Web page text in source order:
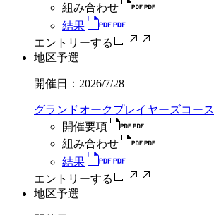
組み合わせ
結果
エントリーする
地区予選
開催日： 2026/7/28
グランドオークプレイヤーズコース
開催要項
組み合わせ
結果
エントリーする
地区予選